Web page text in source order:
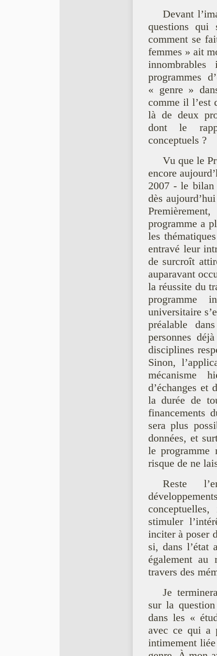
Devant
questions
comment se
femmes » ait
programmes
« genre »
comme il l’est
là de deux
dont le
conceptuels ?
Vu que le
encore
2007 - le bilan
dès
programme a
les
entravé leur
de surcroît
auparavant
la réussite du
programme
universitaire
préalable
personnes
disciplines
Sinon,
mécanisme
d’échanges et
la durée de
financements
sera plus
données, et
le programme
risque de ne
Reste
stimuler
inciter à poser
si, dans l’état
également au
travers des
Je
sur la
dans les «
avec ce qui a
intimement